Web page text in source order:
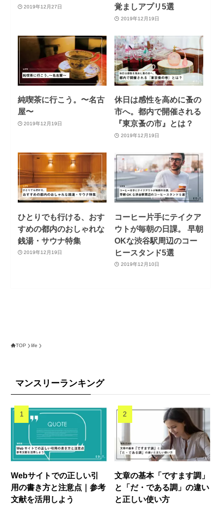
2019年12月27日
覚ましアプリ5選
2019年12月19日
純喫茶に行こう。〜名古
屋〜
2019年12月19日
休日は感性を高めに蚤の
市へ。都内で開催される
『東京蚤の市』とは？
2019年12月19日
ひとりでも行ける、おす
すめの都内のおしゃれな
銭湯・サウナ特集
2019年12月19日
コーヒー片手にテイクア
ウトが毎朝の日課。 早朝
OKな渋谷駅周辺のコー
ヒースタンド5選
2019年12月10日
TOP life
マンスリーランキング
Webサイトでの正しい引
用の書き方と注意点｜参考
文献を活用しよう
文章の基本「ですます調」
と「だ・である調」の違い
と正しい使い方